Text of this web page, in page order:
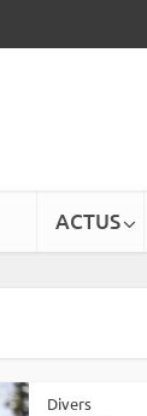
ACTUS
Divers